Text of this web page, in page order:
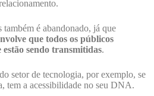
também é abandonado, já que
que todos os públicos
estão sendo transmitidas.
setor de tecnologia, por exemplo, se
tem a acessibilidade no seu DNA.